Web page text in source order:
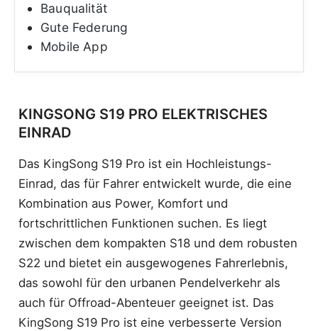
Bauqualität
Gute Federung
Mobile App
KINGSONG S19 PRO ELEKTRISCHES
EINRAD
Das KingSong S19 Pro ist ein Hochleistungs-
Einrad, das für Fahrer entwickelt wurde, die eine
Kombination aus Power, Komfort und
fortschrittlichen Funktionen suchen. Es liegt
zwischen dem kompakten S18 und dem robusten
S22 und bietet ein ausgewogenes Fahrerlebnis,
das sowohl für den urbanen Pendelverkehr als
auch für Offroad-Abenteuer geeignet ist. Das
KingSong S19 Pro ist eine verbesserte Version